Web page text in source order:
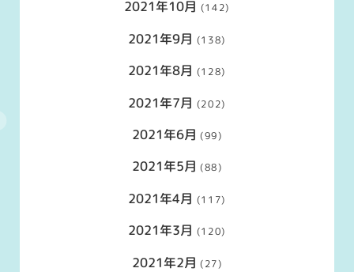
2021年10月 (142)
2021年9月 (138)
2021年8月 (128)
2021年7月 (202)
2021年6月 (99)
2021年5月 (88)
2021年4月 (117)
2021年3月 (120)
2021年2月 (27)